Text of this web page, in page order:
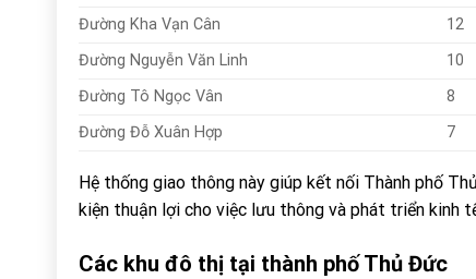
Đường Kha Vạn Cân
12
Đường Nguyễn Văn Linh
10
Đường Tô Ngọc Vân
8
Đường Đỗ Xuân Hợp
7
Hệ thống giao thông này giúp kết nối Thành phố
kiện thuận lợi cho việc lưu thông và phát triển kinh
Các khu đô thị tại thành phố Thủ Đức